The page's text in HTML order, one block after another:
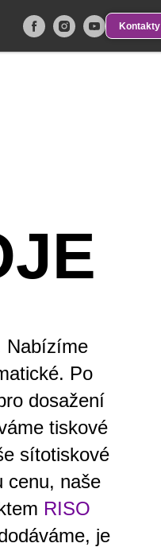
Kontakty
Nabízíme
Po
dosažení
tiskové
sítotiskové
cenu, naše
RISO
je